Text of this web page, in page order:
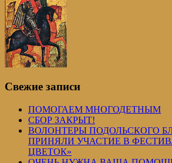
Свежие записи
ПОМОГАЕМ МНОГОДЕТНЫМ
СБОР ЗАКРЫТ!
ВОЛОНТЕРЫ ПОДОЛЬСКОГО
ПРИНЯЛИ УЧАСТИЕ В
ЦВЕТОК»